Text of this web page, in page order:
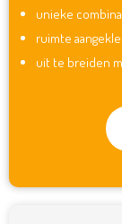
unieke
ruimte
uit te breiden